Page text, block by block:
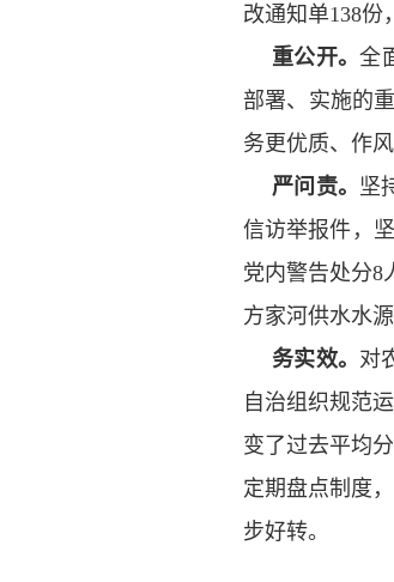
改通知单138份
重公开。全
部署、实施的
务更优质、作
严问责。 坚
信访举报件，
党内警告处分8
方家河供水水
务实效。 对
自治组织规范
变了过去平均
定期盘点制度
步好转。